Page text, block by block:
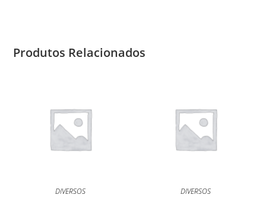
Produtos Relacionados
DIVERSOS DIVERSOS